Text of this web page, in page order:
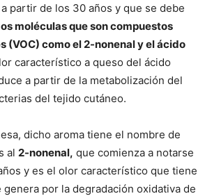
partir de los 30 años y que se debe
moléculas que son compuestos
(VOC) como el 2-nonenal y el ácido
característico a queso del ácido
a partir de la metabolización del
del tejido cutáneo.
dicho aroma tiene el nombre de
al 2-nonenal, que comienza a notarse
y es el olor característico que tiene
genera por la degradación oxidativa de